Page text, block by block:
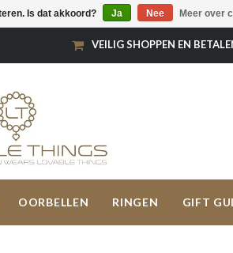
VEILIG SHOPPEN EN
OORBELLEN RINGEN GIFT
Is dat akkoord? Ja Nee Meer over